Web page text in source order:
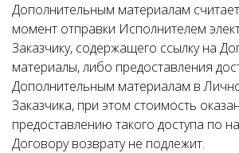
Дополнительным материалам
момент отправки Исполнителем
Заказчику, содержащего ссылку на
материалы, либо предоставления
Дополнительным материалам в
Заказчика, при этом стоимость
предоставлению такого доступа по
Договору возврату не подлежит.